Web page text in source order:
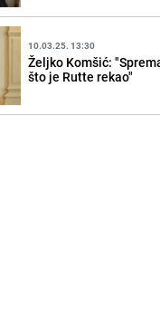
10.03.25. 13:30
Željko Komšić:
što je Rutte rekao"